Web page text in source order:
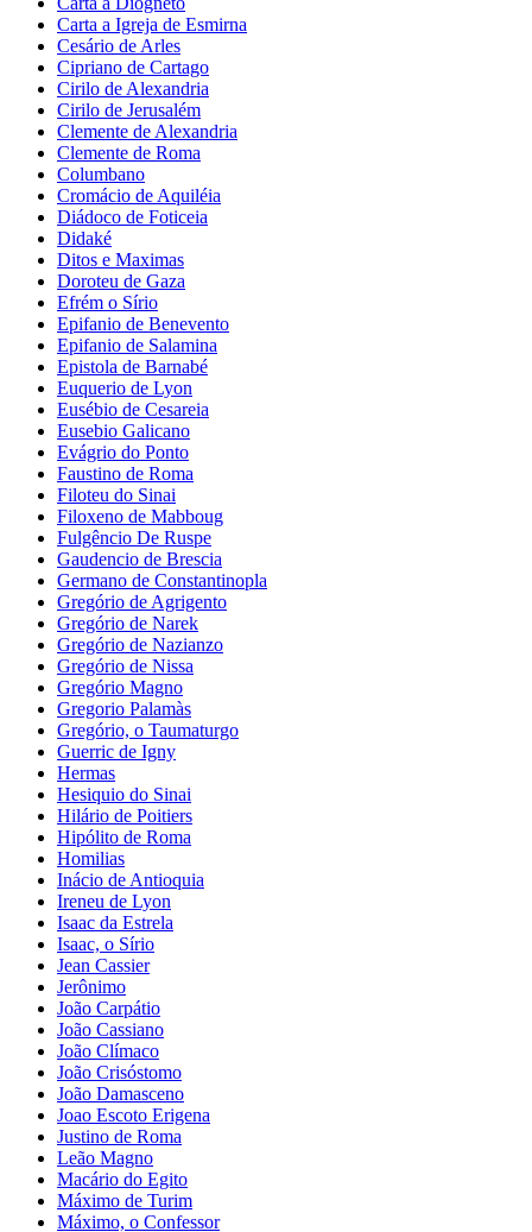
Carta a Igreja de Esmirna
Cesário de Arles
Cipriano de Cartago
Cirilo de Alexandria
Cirilo de Jerusalém
Clemente de Alexandria
Clemente de Roma
Columbano
Cromácio de Aquiléia
Diádoco de Foticeia
Didaké
Ditos e Maximas
Doroteu de Gaza
Efrém o Sírio
Epifanio de Benevento
Epifanio de Salamina
Epistola de Barnabé
Euquerio de Lyon
Eusébio de Cesareia
Eusebio Galicano
Evágrio do Ponto
Faustino de Roma
Filoteu do Sinai
Filoxeno de Mabboug
Fulgêncio De Ruspe
Gaudencio de Brescia
Germano de Constantinopla
Gregório de Agrigento
Gregório de Narek
Gregório de Nazianzo
Gregório de Nissa
Gregório Magno
Gregorio Palamàs
Gregório, o Taumaturgo
Guerric de Igny
Hermas
Hesiquio do Sinai
Hilário de Poitiers
Hipólito de Roma
Homilias
Inácio de Antioquia
Ireneu de Lyon
Isaac da Estrela
Isaac, o Sírio
Jean Cassier
Jerônimo
João Carpátio
João Cassiano
João Clímaco
João Crisóstomo
João Damasceno
Joao Escoto Erigena
Justino de Roma
Leão Magno
Macário do Egito
Máximo de Turim
Máximo, o Confessor